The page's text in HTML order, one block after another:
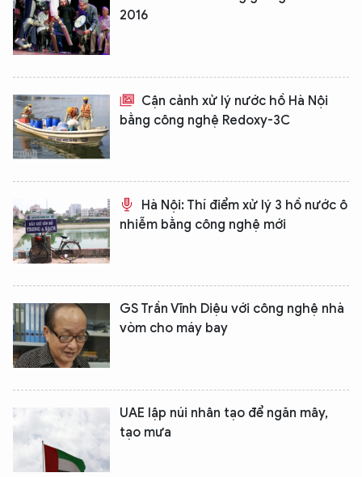
2016
Cận cảnh xử lý nước hồ Hà Nội
bằng công nghệ Redoxy-3C
Hà Nội: Thí điểm xử lý 3 hồ nước ô
nhiễm bằng công nghệ mới
GS Trần Vĩnh Diệu với công nghệ nhà
vòm cho máy bay
UAE lập núi nhân tạo để ngăn mây,
tạo mưa